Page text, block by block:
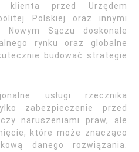
klienta przed Urzędem
Polskiej oraz innymi
Nowym Sączu doskonale
rynku oraz globalne
budować strategie
usługi rzecznika
zabezpieczenie przed
naruszeniami praw, ale
które może znacząco
danego rozwiązania.